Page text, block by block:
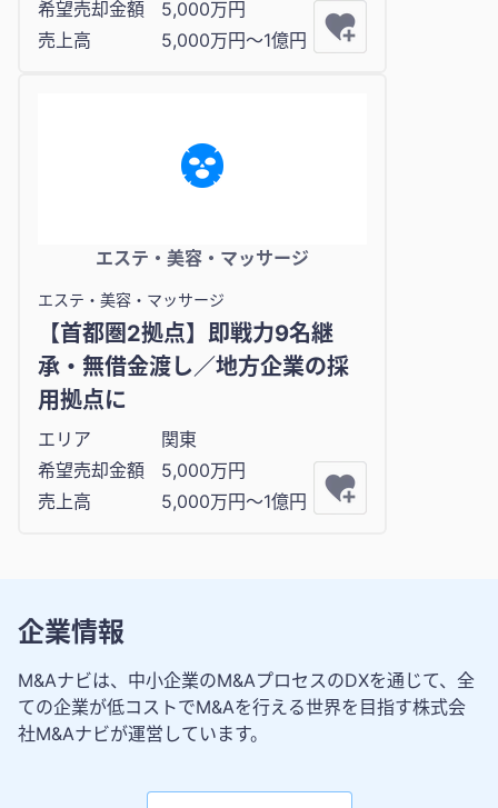
希望売却金額
5,000万円
売上高
5,000万円〜1億円
エステ・美容・マッサージ
エステ・美容・マッサージ
【首都圏2拠点】即戦力9名継
承・無借金渡し／地方企業の採
用拠点に
エリア
関東
希望売却金額
5,000万円
売上高
5,000万円〜1億円
企業情報
M&Aナビは、中小企業のM&AプロセスのDXを通じて、全
ての企業が低コストでM&Aを行える世界を目指す株式会
社M&Aナビが運営しています。